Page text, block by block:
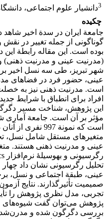
3دانشیار علوم اجتماعی،
چکیده
جامعة ایران در سدة اخیر
گوناگونی از جمله تغییر در نقش
بوده است. این مقاله رابطة
(مدرنیت عینی و مدرنیت ذهنی)
شهر تبریز، طی سه نسل اخیر
عینی، حضور فرد در فضاهای
است. مدرنیت ذهنی نیز به
افراد برای انطباق با شرایط
این پژوهش، شناخت مسیر
مؤثر بر آن است. جامعة آماری
است که نمونة
متغیرهای مستقل شامل نسل،
عینی و مدرنیت ذهنی هستند.
تحلیل رگرسیونی نشان داد
عینی، طبقة اجتماعی و نسل،
صمیمیت تأثیرگذارند. نتایج
تجربی، مدل نظری پژوهش را
پژوهش می‌توان گفت
بررسی دگرگون شده و